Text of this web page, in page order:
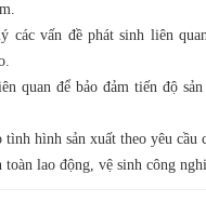
các vấn đề phát sinh liên
quan để bảo đảm tiến độ
hình sản xuất theo yêu cầu
lao động, vệ sinh công